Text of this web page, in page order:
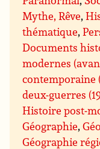
Mythe, Rêve,
thématique,
Documents
modernes
contemporaine
deux-guerres
Histoire post-
Géographie,
Géographie